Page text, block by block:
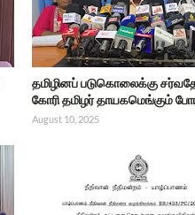
தமிழினப் படுகொலைக்கு
கோரி தமிழர் தாயகமெங்கும்
August 10, 2025